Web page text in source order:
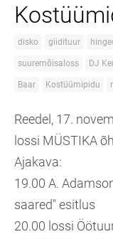
disko giidituur
suuremõisaloss DJ
Baar Kostüümipidu
Reedel, 17.
lossi MÜSTIKA
Ajakava:
19.00 A.
saared" esitlus
20.00 lossi